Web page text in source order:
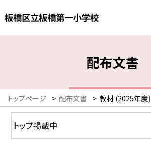
板橋区立板橋第一小学校
配布文書
トップページ > 配布文書 > 教材 (2025年度)